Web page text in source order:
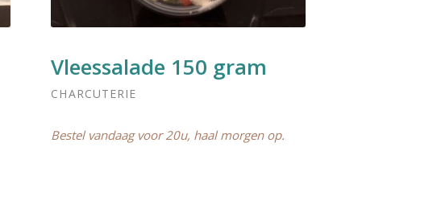
Vleessalade 150 gram
CHARCUTERIE
Bestel vandaag voor 20u, haal morgen op.